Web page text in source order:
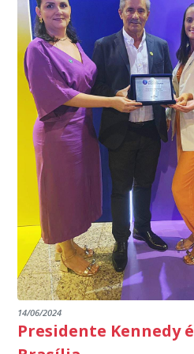
INSTITUIÇÕES
14/06/2024
Presidente Kennedy